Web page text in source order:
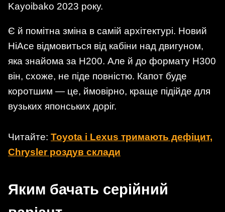
Kayoibako 2023 року.
Є й помітна зміна в самій архітектурі. Новий
HiAce відмовиться від кабіни над двигуном,
яка знайома за H200. Але й до формату H300
він, схоже, не піде повністю. Капот буде
коротшим — це, ймовірно, краще підійде для
вузьких японських доріг.
Читайте: Toyota і Lexus тримають дефіцит,
Chrysler роздув склади
Яким бачать серійний